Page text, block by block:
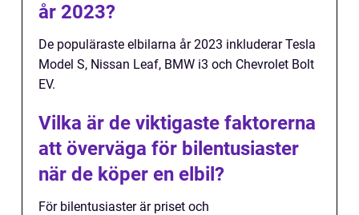
år 2023?
De populäraste elbilarna år 2023 inkluderar Tesla
Model S, Nissan Leaf, BMW i3 och Chevrolet Bolt
EV.
Vilka är de viktigaste faktorerna
att överväga för bilentusiaster
när de köper en elbil?
För bilentusiaster är priset och